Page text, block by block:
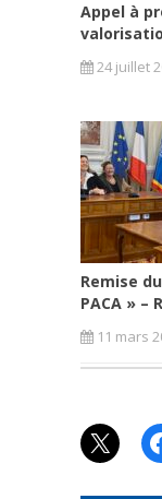
Appel à
24 juillet
Remise
PACA » –
11 mars
X